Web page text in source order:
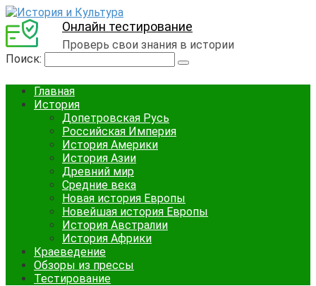
Онлайн тестирование
Проверь свои знания в истории
Поиск:
Главная
История
Допетровская Русь
Российская Империя
История Америки
История Азии
Древний мир
Средние века
Новая история Европы
Новейшая история Европы
История Австралии
История Африки
Краеведение
Обзоры из прессы
Тестирование